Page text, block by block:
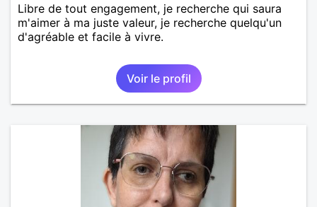
Libre de tout engagement, je recherche qui saura
m'aimer à ma juste valeur, je recherche quelqu'un
d'agréable et facile à vivre.
Voir le profil